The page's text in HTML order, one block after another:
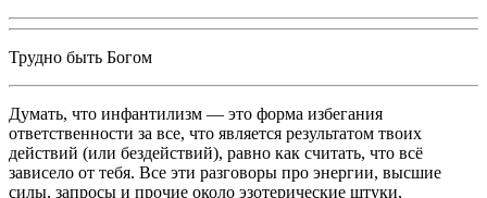
Трудно быть Богом
Думать, что инфантилизм — это форма избегания
ответственности за все, что является результатом твоих
действий (или бездействий), равно как считать, что всё
зависело от тебя. Все эти разговоры про энергии, высшие
силы, запросы и прочие около эзотерические штуки,